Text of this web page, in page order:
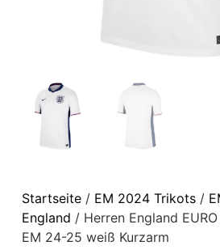
Startseite/ EM 2024 Trikots/
England / Herren England
EM 24-25 weiß Kurzarm